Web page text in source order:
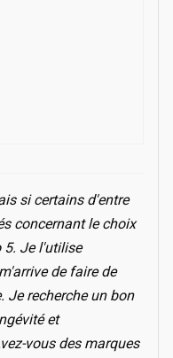
si certains d'entre
concernant le choix
5. Je l'utilise
de faire de
Je recherche un bon
et
vous des marques